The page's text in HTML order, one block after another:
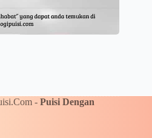
- Puisi Dengan